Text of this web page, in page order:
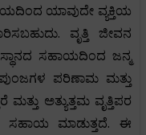
ಯಾವುದೇ ವ್ಯಕ್ತಿಯ
ವೃತ್ತಿ ಜೀವನ
ಸಹಾಯದಿಂದ ಜನ್ಮ
ಪರಿಣಾಮ ಮತ್ತು
ಅತ್ಯುತ್ತಮ ವೃತ್ತಿಪರ
ಸಹಾಯ ಮಾಡುತ್ತದೆ. ಈ